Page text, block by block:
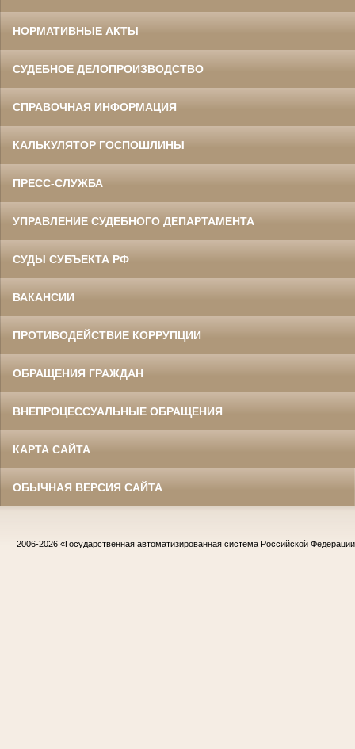
НОРМАТИВНЫЕ АКТЫ
СУДЕБНОЕ ДЕЛОПРОИЗВОДСТВО
СПРАВОЧНАЯ ИНФОРМАЦИЯ
КАЛЬКУЛЯТОР ГОСПОШЛИНЫ
ПРЕСС-СЛУЖБА
УПРАВЛЕНИЕ СУДЕБНОГО ДЕПАРТАМЕНТА
СУДЫ СУБЪЕКТА РФ
ВАКАНСИИ
ПРОТИВОДЕЙСТВИЕ КОРРУПЦИИ
ОБРАЩЕНИЯ ГРАЖДАН
ВНЕПРОЦЕССУАЛЬНЫЕ ОБРАЩЕНИЯ
КАРТА САЙТА
ОБЫЧНАЯ ВЕРСИЯ САЙТА
2006-2026 «Государственная автоматизированная система Российской